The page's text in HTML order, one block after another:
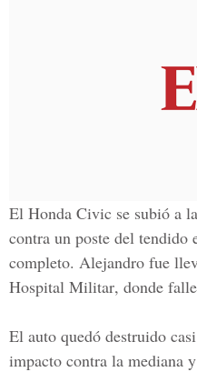
El Honda Civic se subió a
contra un poste del
completo. Alejandro fue
Hospital Militar, donde
El auto quedó destruido
impacto contra la mediana